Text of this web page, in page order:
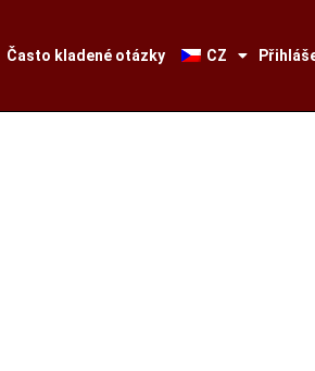
Často kladené otázky CZ